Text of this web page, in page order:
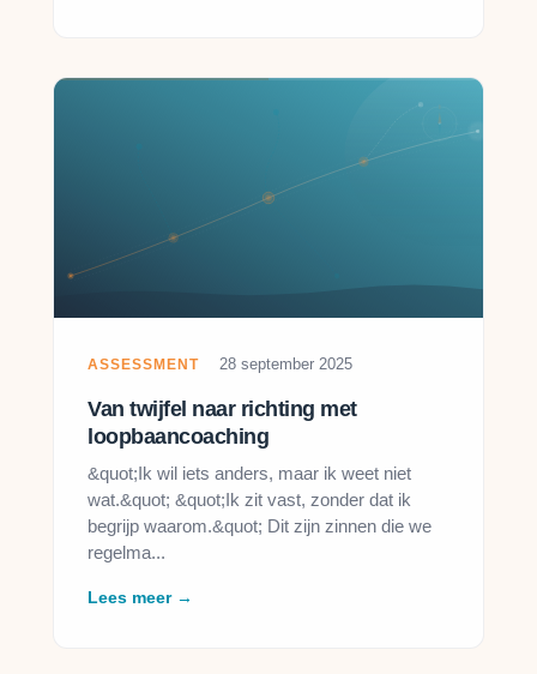
ASSESSMENT 28 september 2025
Van twijfel naar richting met
loopbaancoaching
&quot;Ik wil iets anders, maar ik weet niet
wat.&quot; &quot;Ik zit vast, zonder dat ik
begrijp waarom.&quot; Dit zijn zinnen die we
regelma...
Lees meer →